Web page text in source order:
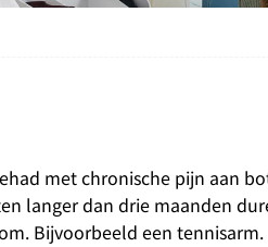
met chronische pijn aan
langer dan drie maanden
Bijvoorbeeld een tennisarm.